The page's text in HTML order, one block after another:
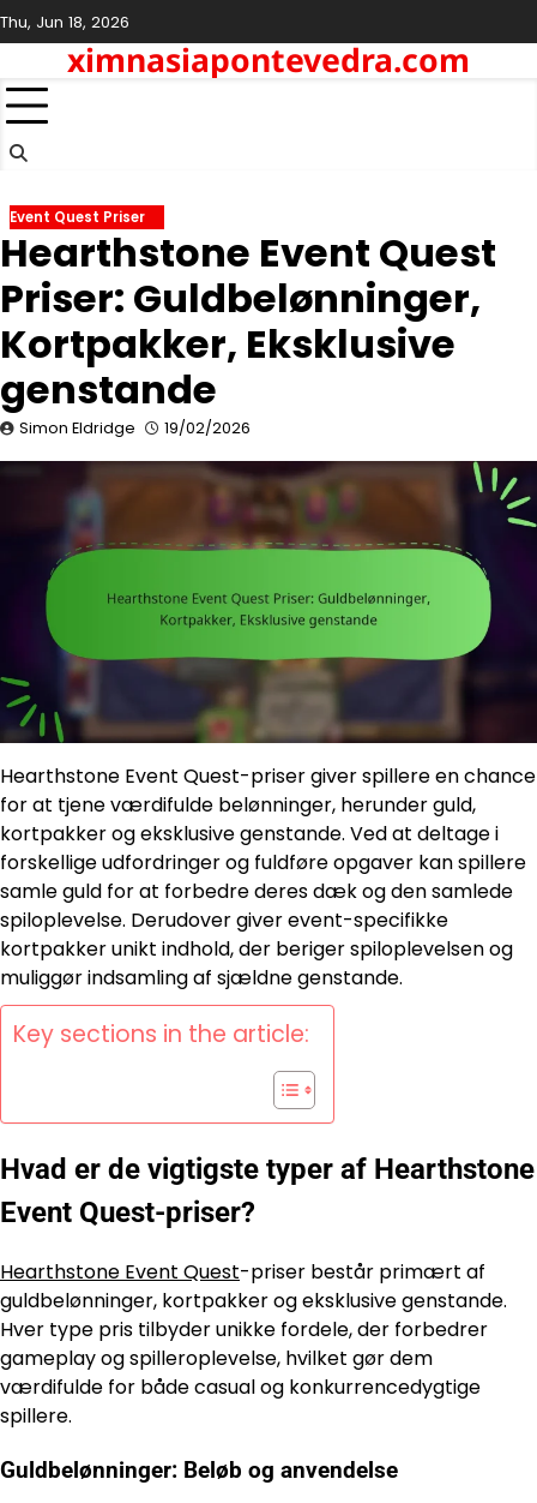
Skip
to
content
Thu, Jun 18, 2026
ximnasiapontevedra.com
Event Quest Priser
Hearthstone Event Quest
Priser: Guldbelønninger,
Kortpakker, Eksklusive
genstande
Simon Eldridge 19/02/2026
Hearthstone Event Quest-priser giver spillere en chance
for at tjene værdifulde belønninger, herunder guld,
kortpakker og eksklusive genstande. Ved at deltage i
forskellige udfordringer og fuldføre opgaver kan spillere
samle guld for at forbedre deres dæk og den samlede
spiloplevelse. Derudover giver event-specifikke
kortpakker unikt indhold, der beriger spiloplevelsen og
muliggør indsamling af sjældne genstande.
Key sections in the article:
Hvad er de vigtigste typer af Hearthstone
Event Quest-priser?
Hearthstone Event Quest-priser består primært af
guldbelønninger, kortpakker og eksklusive genstande.
Hver type pris tilbyder unikke fordele, der forbedrer
gameplay og spilleroplevelse, hvilket gør dem
værdifulde for både casual og konkurrencedygtige
spillere.
Guldbelønninger: Beløb og anvendelse